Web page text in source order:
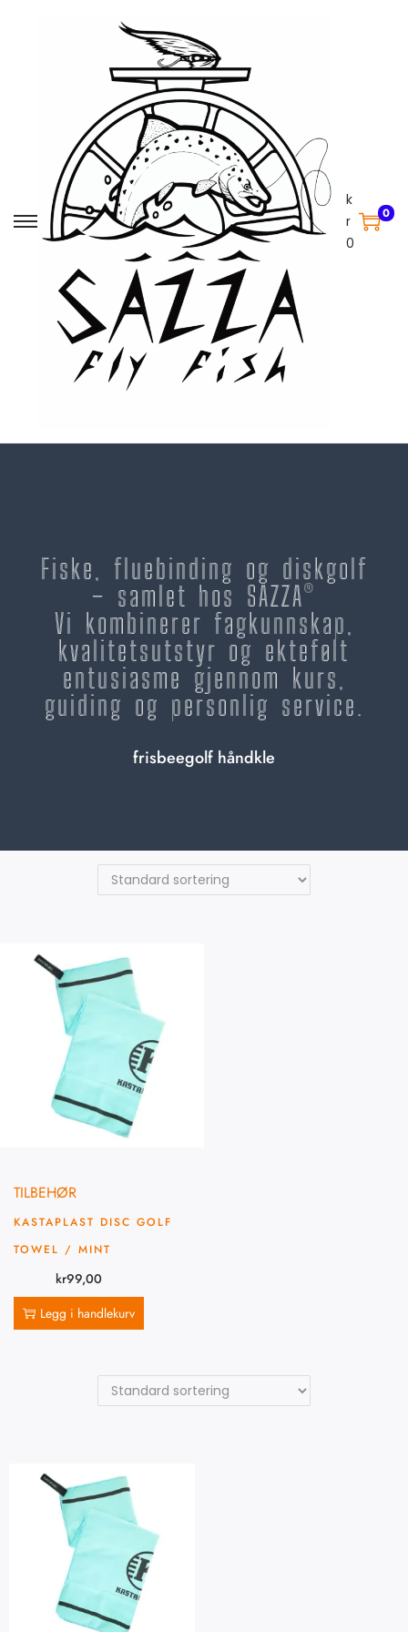
k
r
0
0
Fiske, fluebinding og diskgolf
– samlet hos SAZZA®
Vi kombinerer fagkunnskap,
kvalitetsutstyr og ektefølt
entusiasme gjennom kurs,
guiding og personlig service.
frisbeegolf håndkle
TILBEHØR
KASTAPLAST DISC GOLF
TOWEL / MINT
kr99,00
Legg i handlekurv